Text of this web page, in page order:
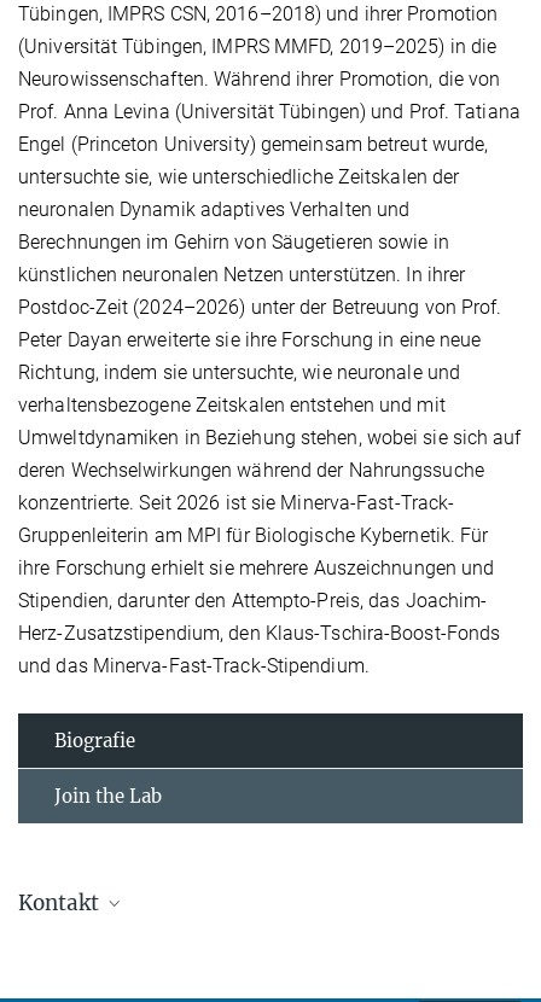
Tübingen, IMPRS CSN, 2016–2018) und ihrer Promotion
(Universität Tübingen, IMPRS MMFD, 2019–2025) in die
Neurowissenschaften. Während ihrer Promotion, die von
Prof. Anna Levina (Universität Tübingen) und Prof. Tatiana
Engel (Princeton University) gemeinsam betreut wurde,
untersuchte sie, wie unterschiedliche Zeitskalen der
neuronalen Dynamik adaptives Verhalten und
Berechnungen im Gehirn von Säugetieren sowie in
künstlichen neuronalen Netzen unterstützen. In ihrer
Postdoc-Zeit (2024–2026) unter der Betreuung von Prof.
Peter Dayan erweiterte sie ihre Forschung in eine neue
Richtung, indem sie untersuchte, wie neuronale und
verhaltensbezogene Zeitskalen entstehen und mit
Umweltdynamiken in Beziehung stehen, wobei sie sich auf
deren Wechselwirkungen während der Nahrungssuche
konzentrierte. Seit 2026 ist sie Minerva-Fast-Track-
Gruppenleiterin am MPI für Biologische Kybernetik. Für
ihre Forschung erhielt sie mehrere Auszeichnungen und
Stipendien, darunter den Attempto-Preis, das Joachim-
Herz-Zusatzstipendium, den Klaus-Tschira-Boost-Fonds
und das Minerva-Fast-Track-Stipendium.
Biografie
Join the Lab
Kontakt